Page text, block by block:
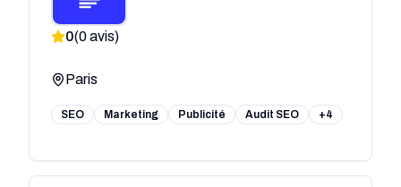
0(0avis)
Paris
SEO Marketing Publicité Audit SEO +4